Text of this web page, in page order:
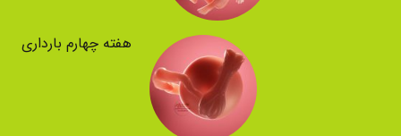
هفته چهارم بارداری